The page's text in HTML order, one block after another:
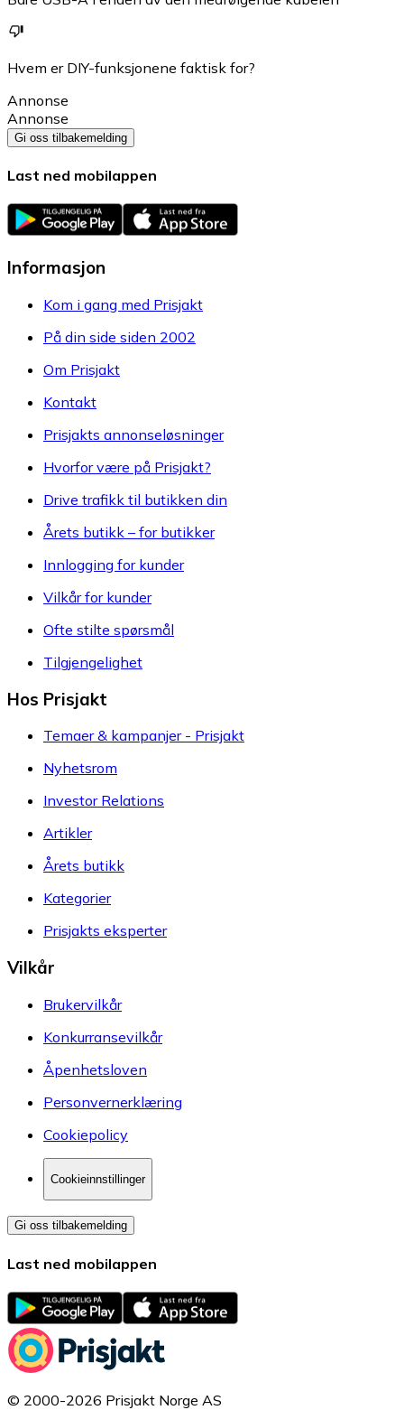
Hvem er DIY-funksjonene faktisk for?
Annonse
Annonse
Gi oss tilbakemelding
Last ned mobilappen
Informasjon
Kom i gang med Prisjakt
På din side siden 2002
Om Prisjakt
Kontakt
Prisjakts annonseløsninger
Hvorfor være på Prisjakt?
Drive trafikk til butikken din
Årets butikk – for butikker
Innlogging for kunder
Vilkår for kunder
Ofte stilte spørsmål
Tilgjengelighet
Hos Prisjakt
Temaer & kampanjer - Prisjakt
Nyhetsrom
Investor Relations
Artikler
Årets butikk
Kategorier
Prisjakts eksperter
Vilkår
Brukervilkår
Konkurransevilkår
Åpenhetsloven
Personvernerklæring
Cookiepolicy
Cookieinnstillinger
Gi oss tilbakemelding
Last ned mobilappen
© 2000-2026 Prisjakt Norge AS